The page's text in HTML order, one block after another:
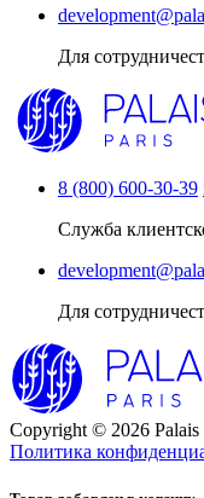
Для
8 (800) 600-30-39
Служба
Для
Copyright © 2026
Политика